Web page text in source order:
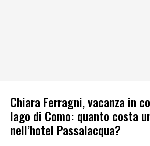
Chiara Ferragni, vacanza in
lago di Como: quanto costa
nell’hotel Passalacqua?